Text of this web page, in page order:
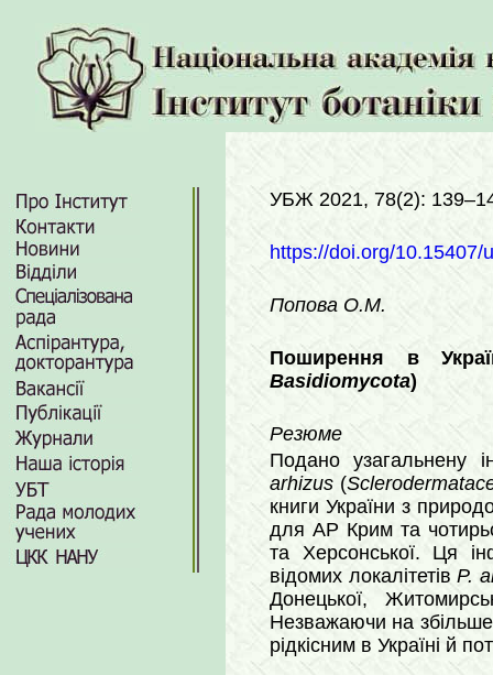
УБЖ 2021, 78(2):
https://doi.org/10.15407/
Попова О.М.
Поширення в
Basidiomycota)
Резюме
Подано узагальнену
arhizus (
книги України з
для АР Крим та
та Херсонської. Ця
відомих локалітетів P.
Донецької,
Незважаючи на
рідкісним в Україні й